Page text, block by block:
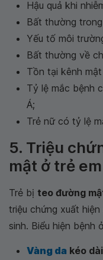
Hậu quả khi
Bất thường
Yếu tố môi
Bất thường về
Tồn tại kênh
Tỷ lệ mắc bệnh
Á;
Trẻ nữ có tỷ lệ
5. Triệu
mật ở trẻ em
Trẻ bị teo đường
triệu chứng xuất
sinh. Biểu hiện bệnh
Vàng da kéo